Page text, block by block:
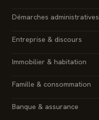
Démarches administratives
Entreprise & discours
Immobilier & habitation
Famille & consommation
Banque & assurance